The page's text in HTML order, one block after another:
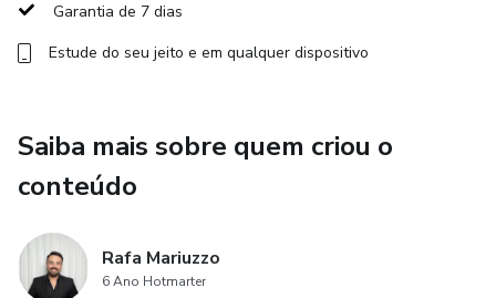
Garantia de 7 dias
Estude do seu jeito e em qualquer dispositivo
Saiba mais sobre quem criou o
conteúdo
Rafa Mariuzzo
6 Ano Hotmarter